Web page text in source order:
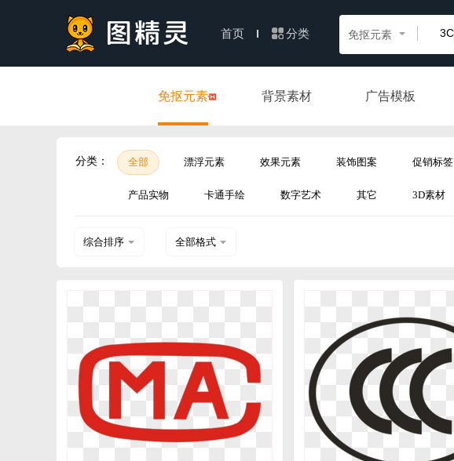
首页 分类 免抠元素
免抠元素 背景素材 广告模板
分类： 全部 漂浮元素 效果元素 装饰图案 促销标签
产品实物 卡通手绘 数字艺术 其它 3D素材
综合排序 全部格式
xls